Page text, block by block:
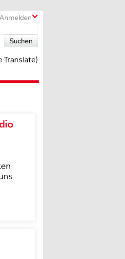
Anmelden
Translate)